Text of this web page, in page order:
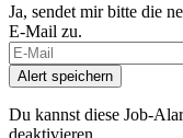
Ja, sendet mir bitte die
E-Mail zu.
If
you
are
a
human,
Alert speichern
Du kannst diese Job-
deaktivieren.